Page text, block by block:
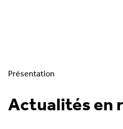
Présentation
Actualités en